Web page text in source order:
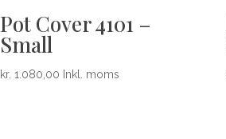
Pot Cover 4101 –
Small
kr. 1.080,00 Inkl. moms